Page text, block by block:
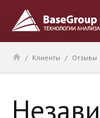
/ Клиенты / Отзывы